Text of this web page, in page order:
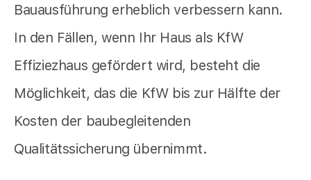
Bauausführung erheblich verbessern kann.
In den Fällen, wenn Ihr Haus als KfW
Effiziezhaus gefördert wird, besteht die
Möglichkeit, das die KfW bis zur Hälfte der
Kosten der baubegleitenden
Qualitätssicherung übernimmt.